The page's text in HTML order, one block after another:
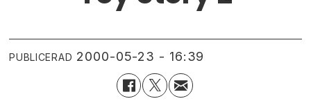
PUBLICERAD 2000-05-23 - 16:39